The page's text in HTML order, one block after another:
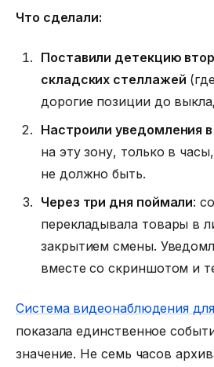
Что сделали:
Поставили детекцию
складских стеллажей
дорогие позиции до
Настроили уведомления
на эту зону, только в
не должно быть.
Через три дня поймали:
перекладывала товары в
закрытием смены.
вместе со скриншотом и
Система видеонаблюдения
показала единственное
значение. Не семь часов